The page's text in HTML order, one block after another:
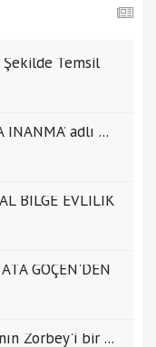
Temsil
İNANMA’ adlı ...
BİLGE EVLİLİK
GÖÇEN'DEN
Zorbey'i bir ...